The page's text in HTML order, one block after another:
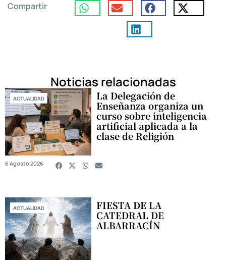
Compartir
Noticias relacionadas
ACTUALIDAD La Delegación de
Enseñanza organiza un
curso sobre inteligencia
artificial aplicada a la
clase de Religión
6 Agosto 2026
ACTUALIDAD FIESTA DE LA
CATEDRAL DE
ALBARRACÍN